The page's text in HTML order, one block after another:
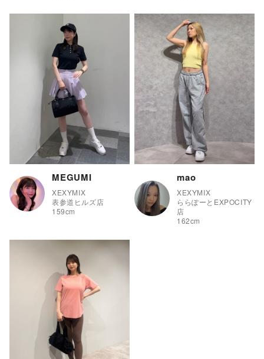
MEGUMI
XEXYMIX
表参道ヒルズ店
159cm
mao
XEXYMIX
ららぽーとEXPOCITY
店
162cm